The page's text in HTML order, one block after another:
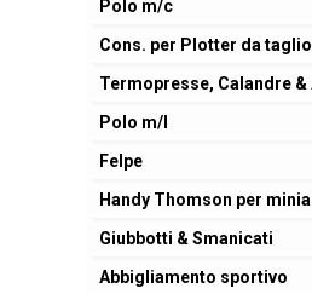
Polo m/c
Cons. per Plotter da
Termopresse, Calandre
Polo m/l
Felpe
Handy Thomson per
Giubbotti & Smanicati
Abbigliamento sportivo